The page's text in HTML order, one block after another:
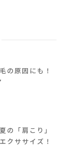
の原因にも！
の「肩こり」
クササイズ！